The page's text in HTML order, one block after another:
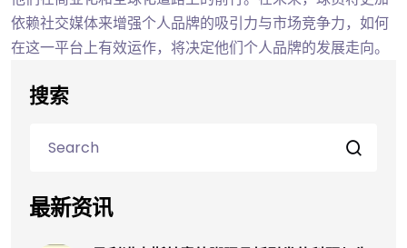
依赖社交媒体来增强个人品牌的吸引力与市场竞争力，如何
在这一平台上有效运作，将决定他们个人品牌的发展走向。
搜索
最新资讯